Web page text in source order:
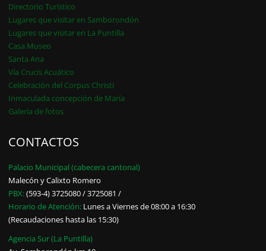
Directorio Turístico
Lugares que visitar en Samborondón
Lugares que visitar en La Puntilla
Casa Museo
Santa Ana
Vía Crucis Acuático
Celebración del Corpus Christi
Inmaculada concepción de María
Galería de fotos
CONTACTOS
Palacio Municipal (cabecera cantonal)
Malecón y Calixto Romero
PBX:(593-4) 3725080 / 3725081 /
Horario de Atención: Lunes a Viernes de 08:00 a 16:30
(Recaudaciones hasta las 15:30)
Agencia Sur (La Puntilla)